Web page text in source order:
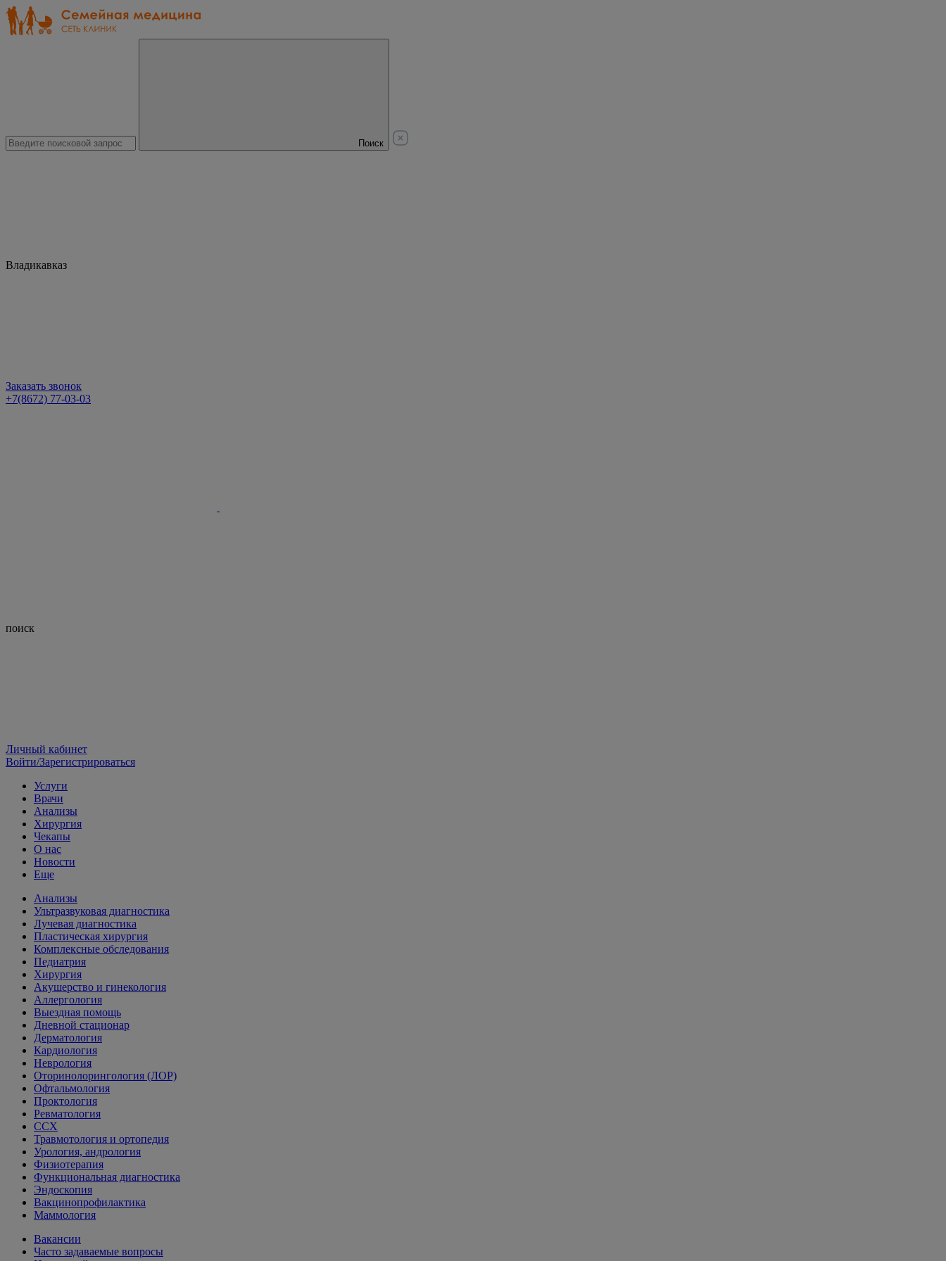
Поиск
Владикавказ
Заказать звонок
+7(8672) 77-03-03
поиск
Личный кабинет
Войти/Зарегистрироваться
Услуги
Врачи
Анализы
Хирургия
Чекапы
О нас
Новости
Еще
Анализы
Ультразвуковая диагностика
Лучевая диагностика
Пластическая хирургия
Комплексные обследования
Педиатрия
Хирургия
Акушерство и гинекология
Аллергология
Выездная помощь
Дневной стационар
Дерматология
Кардиология
Неврология
Оторинолорингология (ЛОР)
Офтальмология
Проктология
Ревматология
ССХ
Травмотология и ортопедия
Урология, андрология
Физиотерапия
Функциональная диагностика
Эндоскопия
Вакцинопрофилактика
Маммология
Вакансии
Часто задаваемые вопросы